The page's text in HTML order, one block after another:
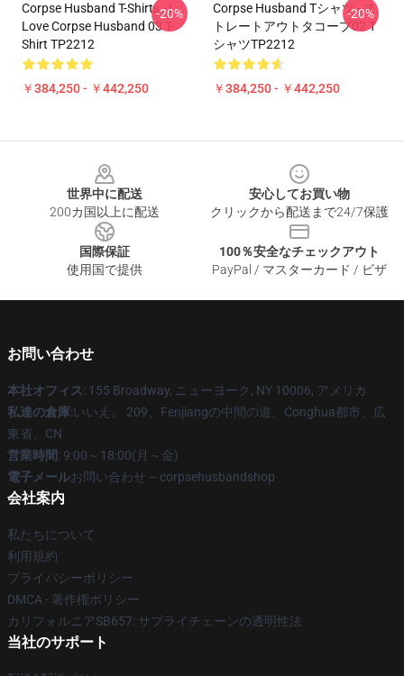
Corpse Husband T-Shirts - I
Love Corpse Husband 03 T-
Shirt TP2212
￥384,250 - ￥442,250
-20%
Corpse Husband Tシャツ - ス
トレートアウトタコープ02 T
シャツTP2212
￥384,250 - ￥442,250
-20%
世界中に配送
200カ国以上に配送
安心してお買い物
クリックから配送まで24/7保護
国際保証
使用国で提供
100％安全なチェックアウト
PayPal / マスターカード / ビザ
お問い合わせ
本社オフィス: 155 Broadway, ニューヨーク, NY 10006, アメリカ
私達の倉庫:いいえ。 209、Fenjiangの中間の道、Conghua都市、広
東省、CN
営業時間: 9:00～18:00(月～金)
電子メールお問い合わせ – corpsehusbandshop
会社案内
私たちについて
利用規約
プライバシーポリシー
DMCA - 著作権ポリシー
カリフォルニアSB657: サプライチェーンの透明性法
当社のサポート